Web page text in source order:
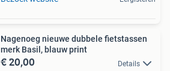
Nagenoeg nieuwe dubbele fietstassen
merk Basil, blauw print
€ 20,00 Details